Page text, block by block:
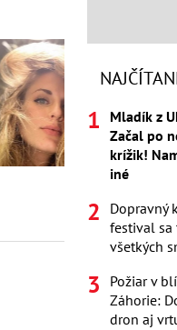
Mladík z
Začal po
krížik!
iné
Dopravný
festival sa
všetkých
Požiar v
Záhorie:
dron aj